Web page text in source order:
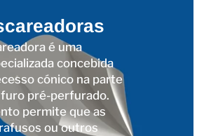
é uma
concebida
cónico na parte
pré-perfurado.
permite que as
ou outros